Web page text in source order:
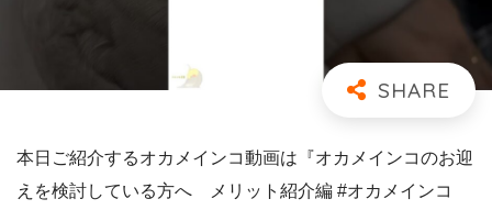
本日ご紹介するオカメインコ動画は『オカメインコのお迎
えを検討している方へ メリット紹介編 #オカメインコ